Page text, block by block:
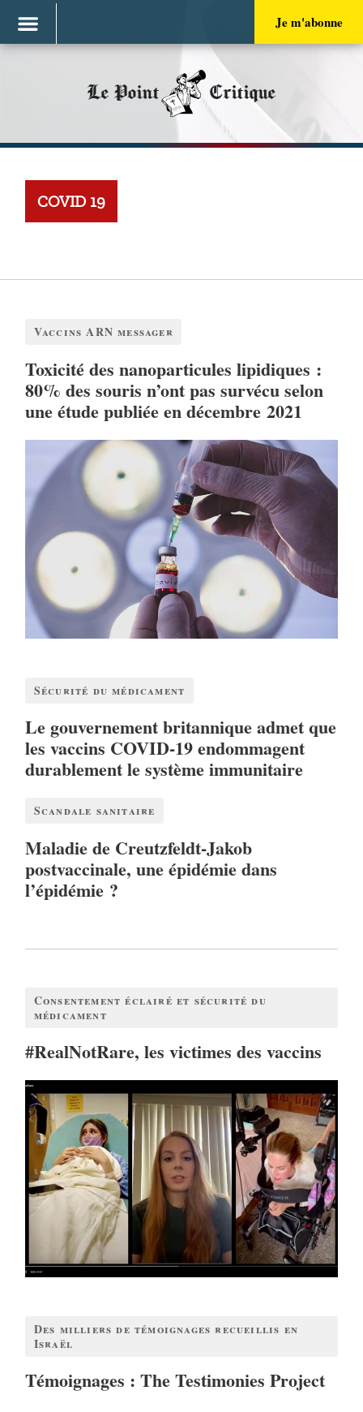
Je m'abonne
Le Point Critique
COVID 19
Vaccins ARN messager
Toxicité des nanoparticules lipidiques :
80% des souris n’ont pas survécu selon
une étude publiée en décembre 2021
Sécurité du médicament
Le gouvernement britannique admet que
les vaccins COVID-19 endommagent
durablement le système immunitaire
Scandale sanitaire
Maladie de Creutzfeldt-Jakob
postvaccinale, une épidémie dans
l’épidémie ?
Consentement éclairé et sécurité du
médicament
#RealNotRare, les victimes des vaccins
Des milliers de témoignages recueillis en
Israël
Témoignages : The Testimonies Project